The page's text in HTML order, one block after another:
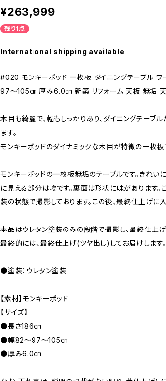
¥263,999
残り1点
International shipping available
#020 モンキーポッド 一枚板 ダイニングテーブル
97～105㎝ 厚み6.0㎝ 新築 リフォーム 天板 無垢
木目も綺麗で、幅もしっかりあり、ダイニングテーブ
ます。
モンキーポッドのダイナミックな木目が特徴の一枚板
モンキーポッドの一枚板無垢のテーブルです。きれい
に見える部分は埃です。裏面は形状に味があります。
装の状態で撮影しております。この後、最終仕上げに入
本品はウレタン塗装のみの段階で撮影し、最終仕上
最終的には、最終仕上げ(ツヤ出し)してお届けします
●塗装：ウレタン塗装
【素材】モンキーポッド
【サイズ】
●長さ186㎝
●幅82～97～105㎝
●厚み6.0㎝